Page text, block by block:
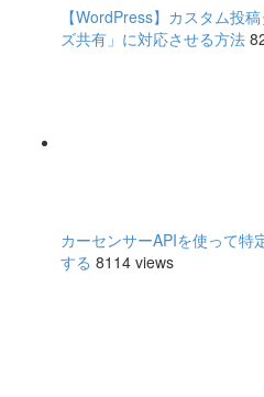
【WordPress】カスタム投
ズ共有」に対応させる方法
カーセンサーAPIを使って特
する 8114 views